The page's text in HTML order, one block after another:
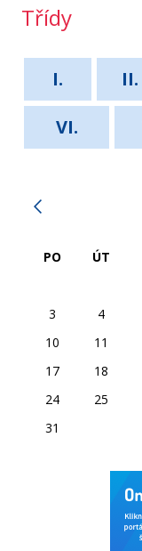
Třídy
I. II.
VI.
PO ÚT
3
4
10
11
17
18
24
25
31